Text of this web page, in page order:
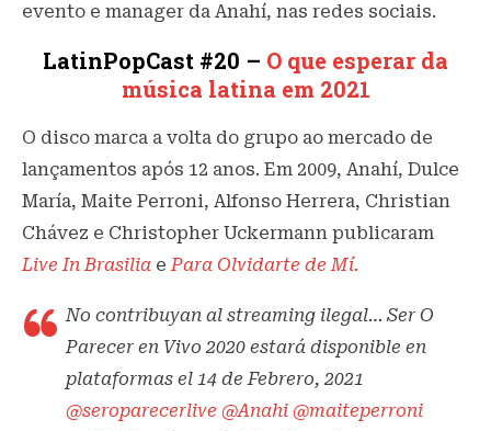
evento e manager da Anahí, nas redes sociais.
LatinPopCast #20 – O que esperar da
música latina em 2021
O disco marca a volta do grupo ao mercado de
lançamentos após 12 anos. Em 2009, Anahí, Dulce
María, Maite Perroni, Alfonso Herrera, Christian
Chávez e Christopher Uckermann publicaram
Live In Brasilia ePara Olvidarte de Mí.
No contribuyan al streaming ilegal… Ser O
Parecer en Vivo 2020 estará disponible en
plataformas el 14 de Febrero, 2021
@seroparecerlive @Anahi @maiteperroni